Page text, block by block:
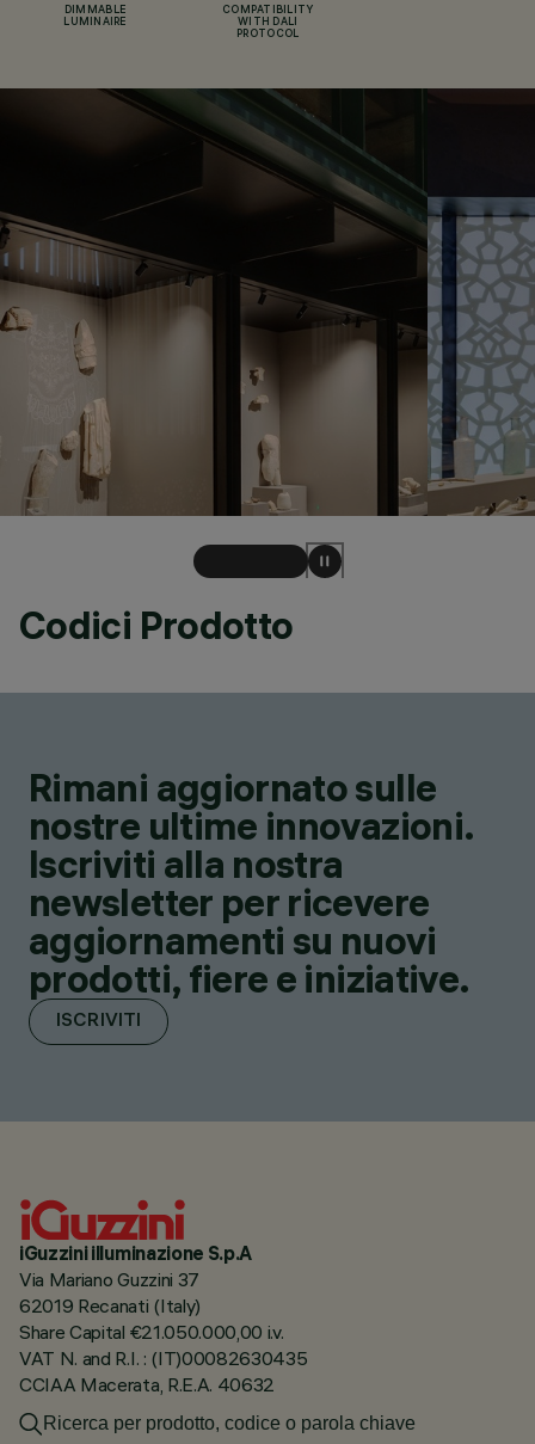
DIMMABLE
LUMINAIRE
COMPATIBILITY
WITH DALI
PROTOCOL
Codici Prodotto
Rimani aggiornato sulle
nostre ultime innovazioni.
Iscriviti alla nostra
newsletter per ricevere
aggiornamenti su nuovi
prodotti, fiere e iniziative.
ISCRIVITI
iGuzzini illuminazione S.p.A
Via Mariano Guzzini 37
62019 Recanati (Italy)
Share Capital €21.050.000,00 i.v.
VAT N. and R.I. : (IT)00082630435
CCIAA Macerata, R.E.A. 40632